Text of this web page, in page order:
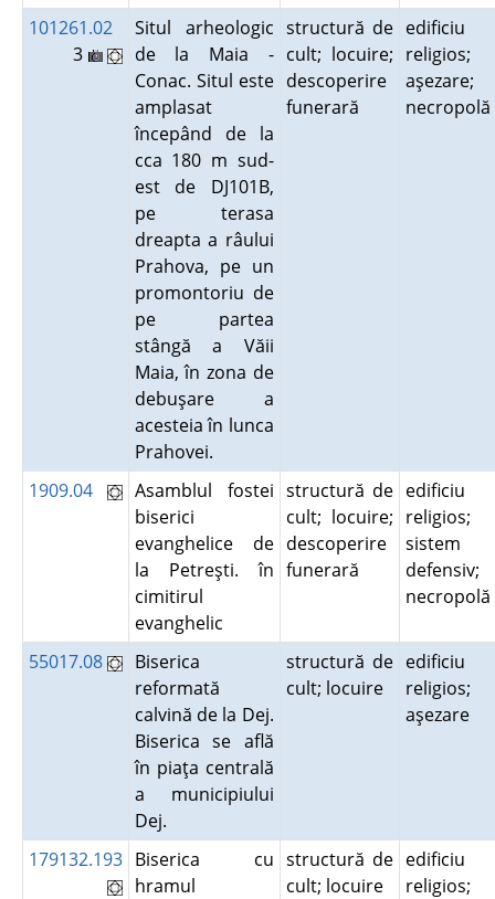
101261.02
3
Situl arheologic
de la Maia -
Conac. Situl este
amplasat
începând de la
cca 180 m sud-
est de DJ101B,
pe terasa
dreapta a râului
Prahova, pe un
promontoriu de
pe partea
stângă a Văii
Maia, în zona de
debuşare a
acesteia în lunca
Prahovei.
structură de
cult; locuire;
descoperire
funerară
edificiu
religios;
aşezare;
1909.04
Asamblul fostei
biserici
evanghelice de
la Petreşti. în
cimitirul
evanghelic
structură de
cult; locuire;
descoperire
funerară
edificiu
religios;
sistem
defensiv;
55017.08
Biserica
reformată
calvină de la Dej.
Biserica se află
în piaţa centrală
a municipiului
Dej.
structură de
cult; locuire
edificiu
religios;
aşezare
179132.193 Biserica cu
hramul
structură de
cult; locuire
edificiu
religios;